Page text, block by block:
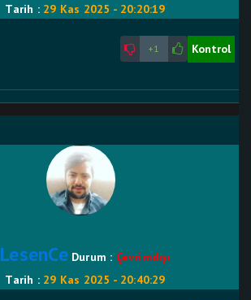
Tarih : 29 Kas 2025 - 20:20:19
+1 Kontrol
LesenCe Durum : Çevrimdışı
Tarih : 29 Kas 2025 - 20:40:29